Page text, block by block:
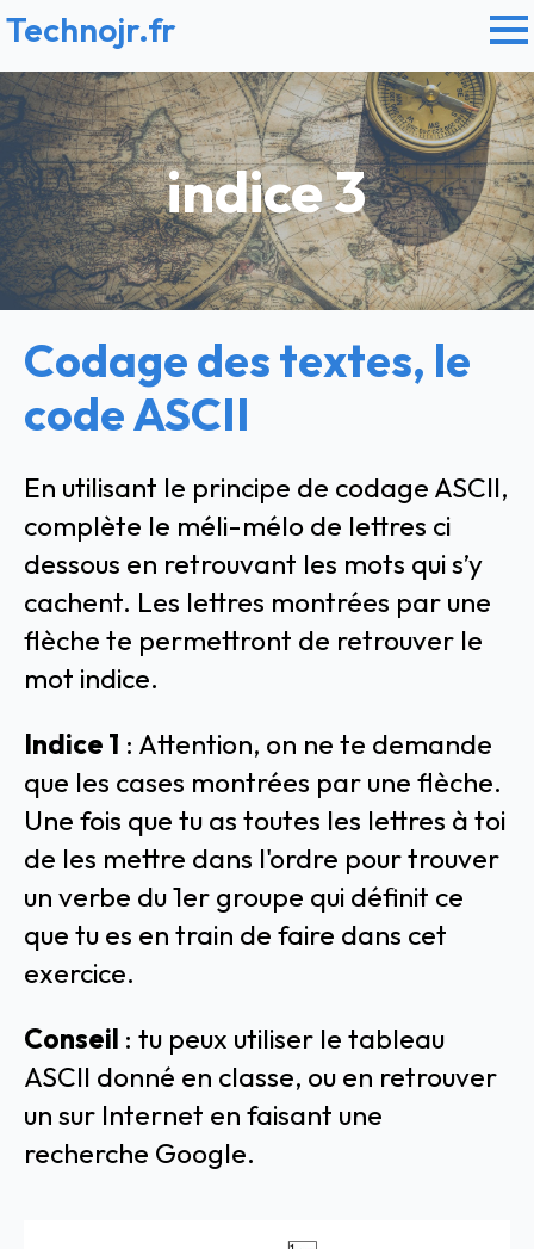
Technojr.fr
indice 3
Codage des textes, le
code ASCII
En utilisant le principe de codage ASCII,
complète le méli-mélo de lettres ci
dessous en retrouvant les mots qui s’y
cachent. Les lettres montrées par une
flèche te permettront de retrouver le
mot indice.
Indice 1 : Attention, on ne te demande
que les cases montrées par une flèche.
Une fois que tu as toutes les lettres à toi
de les mettre dans l'ordre pour trouver
un verbe du 1er groupe qui définit ce
que tu es en train de faire dans cet
exercice.
Conseil : tu peux utiliser le tableau
ASCII donné en classe, ou en retrouver
un sur Internet en faisant une
recherche Google.